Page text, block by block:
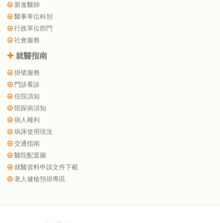
新進醫師
醫事單位科別
行政單位部門
社會服務
就醫指南
掛號服務
門診看診
住院須知
陪探病須知
病人權利
病床使用現況
交通指南
醫院配置圖
就醫資料申請文件下載
老人健檢預掛專區